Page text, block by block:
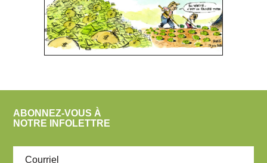
ABONNEZ-VOUS À
NOTRE INFOLETTRE